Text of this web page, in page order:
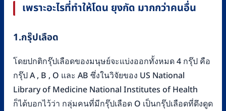
เพราะอะไรที่ทำให้โดน ยุงกัด มากกว่าคนอื่น
1.กรุ๊ปเลือด
โดยปกติกรุ๊ปเลือดของมนุษย์จะแบ่งออกทั้งหมด 4 กรุ๊ป คือ
กรุ๊ป A , B , O และ AB ซึ่งในวิจัยของ US National
Library of Medicine National Institutes of Health
ก็ได้บอกไว้ว่า กลุ่มคนที่มีกรุ๊ปเลือด O เป็นกรุ๊ปเลือดที่ดึงดูด